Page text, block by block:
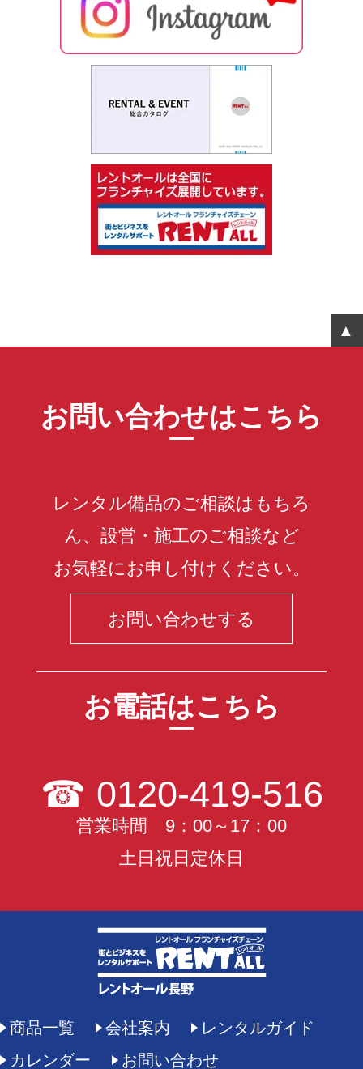
お問い合わせはこちら
レンタル備品のご相談はもちろ
ん、設営・施工のご相談など
お気軽にお申し付けください。
お問い合わせする
お電話はこちら
☎ 0120-419-516
営業時間 9：00～17：00
土日祝日定休日
商品一覧 会社案内
レンタルガイド
カレンダー
お問い合わせ